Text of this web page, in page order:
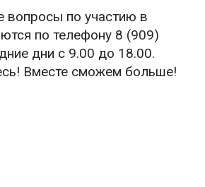
вопросы по участию в
по телефону 8 (909)
дни с 9.00 до 18.00.
Вместе сможем больше!